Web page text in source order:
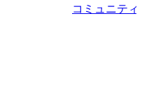
コミュニティ